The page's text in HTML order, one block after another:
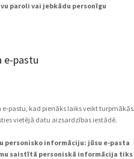
paroli vai jebkādu personīgu
e-pastu
pastu, kad pienāks laiks veikt turpmākās
vietējā datu aizsardzības iestādē.
personisko informāciju: jūsu e-pasta
saistītā personiskā informācija tiks